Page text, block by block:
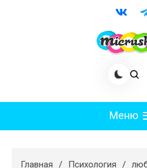
Меню
Главная Психология